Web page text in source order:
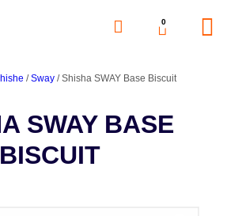
0
/Sway/ Shisha SWAY Base Biscuit
SWAY BASE
BISCUIT